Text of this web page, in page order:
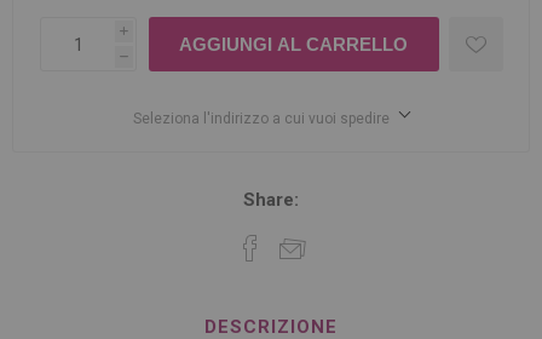
i
h
Seleziona l'indirizzo a cui vuoi spedire
Share:
DESCRIZIONE